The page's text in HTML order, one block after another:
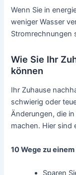
Wenn Sie in
weniger Wasser
Stromrechnungen
Wie Sie Ihr
können
Ihr Zuhause
schwierig oder
Änderungen, die
machen. Hier sind
10 Wege zu
Sparen